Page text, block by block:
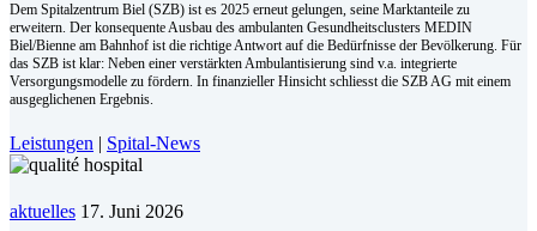
Dem Spitalzentrum Biel (SZB) ist es 2025 erneut gelungen, seine Marktanteile zu
erweitern. Der konsequente Ausbau des ambulanten Gesundheitsclusters MEDIN
Biel/Bienne am Bahnhof ist die richtige Antwort auf die Bedürfnisse der Bevölkerung. Für
das SZB ist klar: Neben einer verstärkten Ambulantisierung sind v.a. integrierte
Versorgungsmodelle zu fördern. In finanzieller Hinsicht schliesst die SZB AG mit einem
ausgeglichenen Ergebnis.
Leistungen | Spital-News
aktuelles 17. Juni 2026